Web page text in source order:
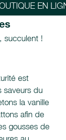
EN
succulent !
est
saveurs du
la vanille
afin de
gousses de